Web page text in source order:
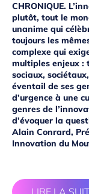
CHRONIQUE.
plutôt, tout le
unanime qui
toujours les
complexe qui
multiples enjeux :
sociaux,
éventail de ses
d’urgence à une
genres de
d’évoquer la
Alain Conrard,
Innovation du